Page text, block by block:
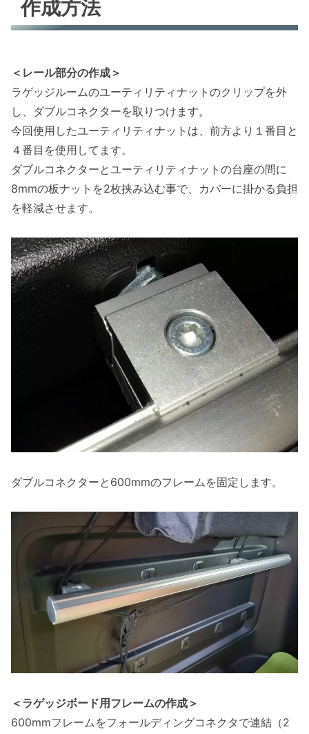
作成方法
＜レール部分の作成＞
ラゲッジルームのユーティリティナットのクリップを外
し、ダブルコネクターを取りつけます。
今回使用したユーティリティナットは、前方より１番目と
４番目を使用してます。
ダブルコネクターとユーティリティナットの台座の間に
8mmの板ナットを2枚挟み込む事で、カバーに掛かる負担
を軽減させます。
ダブルコネクターと600mmのフレームを固定します。
＜ラゲッジボード用フレームの作成＞
600mmフレームをフォールディングコネクタで連結（2